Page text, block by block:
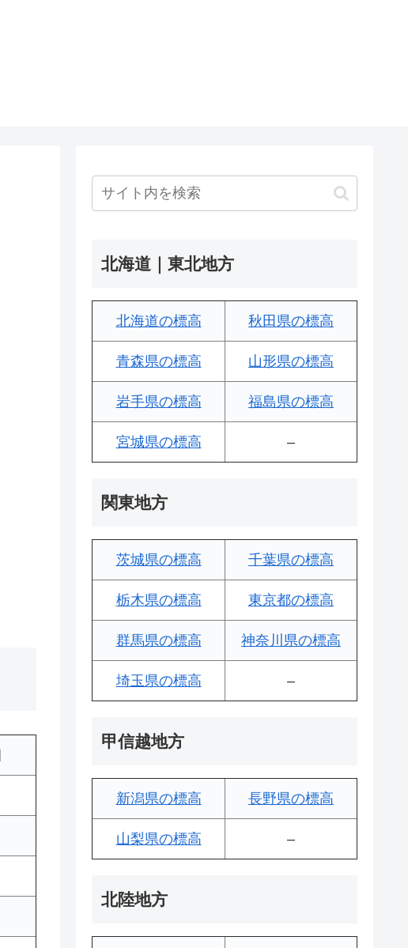
北海道｜東北地方
北海道の標高 秋田県の標高
青森県の標高 山形県の標高
岩手県の標高 福島県の標高
宮城県の標高 –
関東地方
茨城県の標高 千葉県の標高
栃木県の標高 東京都の標高
群馬県の標高 神奈川県の標高
埼玉県の標高 –
甲信越地方
新潟県の標高 長野県の標高
山梨県の標高 –
北陸地方